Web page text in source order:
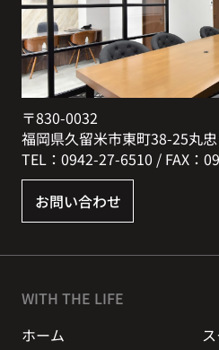
〒830-0032
福岡県久留米市東町38-25丸
TEL：0942-27-6510 / FAX：
お問い合わせ
WITH THE LIFE
ホーム